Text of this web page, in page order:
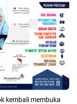
kembali membuka